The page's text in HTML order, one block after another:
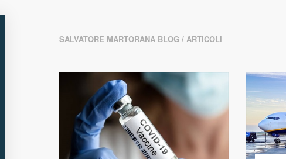
SALVATORE MARTORANA BLOG / ARTICOLI